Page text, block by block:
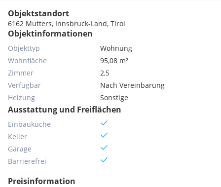
Objektstandort
6162 Mutters, Innsbruck-Land, Tirol
Objektinformationen
Objekttyp
Wohnung
Wohnfläche
95,08 m²
Zimmer
2,5
Verfügbar
Nach Vereinbarung
Heizung
Sonstige
Ausstattung und Freiflächen
Einbauküche
Keller
Garage
Barrierefrei
Preisinformation